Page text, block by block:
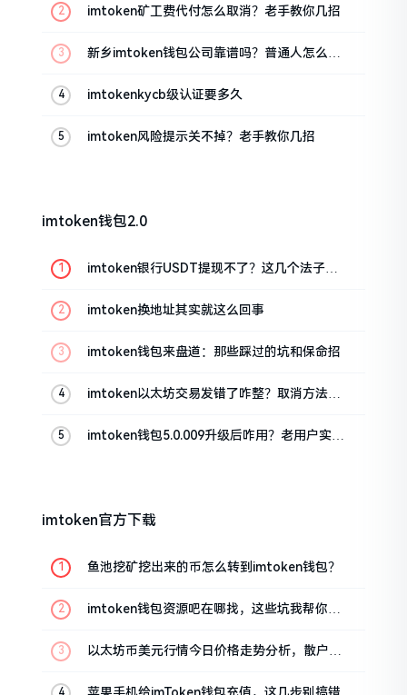
imtoken矿工费代付怎么取消？老手教你几招
新乡imtoken钱包公司靠谱吗？普通人怎么避
imtokenkycb级认证要多久
imtoken风险提示关不掉？老手教你几招
imtoken钱包2.0
imtoken银行USDT提现不了？这几个法子能
imtoken换地址其实就这么回事
imtoken钱包来盘道：那些踩过的坑和保命招
imtoken以太坊交易发错了咋整？取消方法告
imtoken钱包5.0.009升级后咋用？老用户实测
imtoken官方下载
鱼池挖矿挖出来的币怎么转到imtoken钱包？
imtoken钱包资源吧在哪找，这些坑我帮你趟
以太坊币美元行情今日价格走势分析，散户如